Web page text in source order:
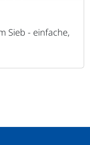
Sieb - einfache,